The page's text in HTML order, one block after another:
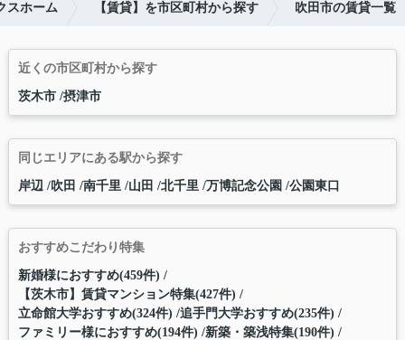
スホーム 【賃貸】を市区町村から探す 吹田市の賃貸一覧
近くの市区町村から探す
茨木市 摂津市
同じエリアにある駅から探す
岸辺 吹田 南千里 山田 北千里 万博記念公園 公園東口
おすすめこだわり特集
新婚様におすすめ(459件)
【茨木市】賃貸マンション特集(427件)
立命館大学おすすめ(324件) 追手門大学おすすめ(235件)
ファミリー様におすすめ(194件) 新築・築浅特集(190件)